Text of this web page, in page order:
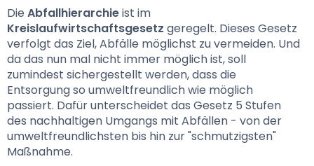
Die Abfallhierarchie
Kreislaufwirtschaftsgesetz geregelt. Dieses Gesetz
verfolgt das Ziel, Abfälle möglichst zu vermeiden. Und
da das nun mal nicht immer möglich ist, soll
zumindest sichergestellt werden, dass die
Entsorgung so umweltfreundlich wie möglich
passiert. Dafür unterscheidet das Gesetz 5 Stufen
des nachhaltigen Umgangs mit Abfällen - von der
umweltfreundlichsten bis hin zur "schmutzigsten"
Maßnahme.